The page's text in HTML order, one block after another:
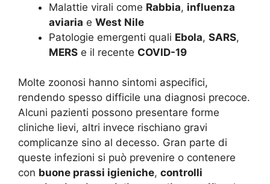
Malattie virali come Rabbia, influenza
aviaria e West Nile
Patologie emergenti quali Ebola, SARS,
MERS e il recente COVID-19
Molte zoonosi hanno sintomi aspecifici,
rendendo spesso difficile una diagnosi precoce.
Alcuni pazienti possono presentare forme
cliniche lievi, altri invece rischiano gravi
complicanze sino al decesso. Gran parte di
queste infezioni si può prevenire o contenere
con buone prassi igieniche, controlli